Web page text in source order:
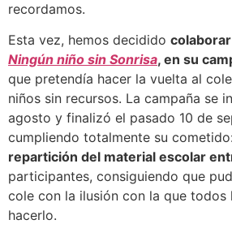
recordamos.
Esta vez, hemos decidido
Ningún niño sin Sonrisa, en su
que pretendía hacer la vuelta al
niños sin recursos. La campaña se
agosto y finalizó el pasado 10 de
cumpliendo totalmente su cometido:
repartición del material escolar
participantes, consiguiendo que
cole con la ilusión con la que todos
hacerlo.